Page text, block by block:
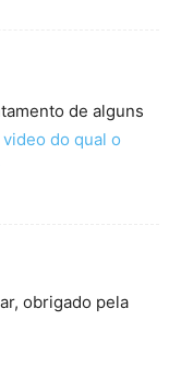
de alguns
do qual o
obrigado pela